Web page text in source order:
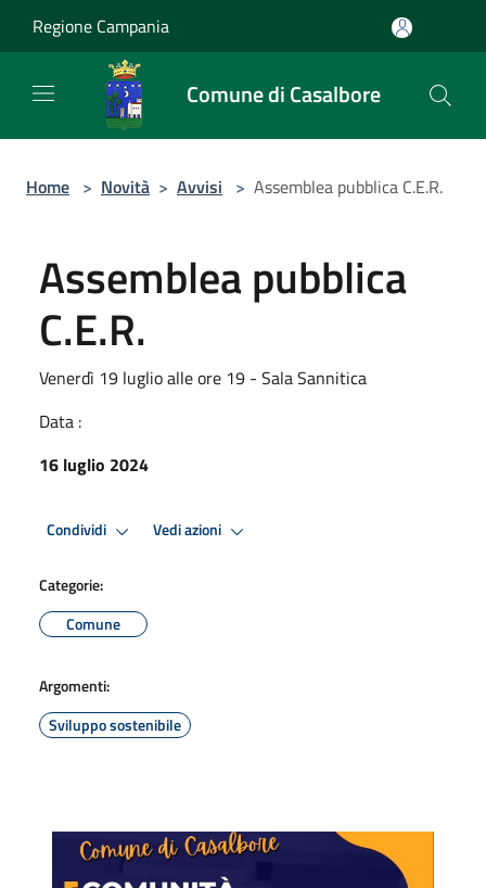
Regione Campania
Comune di Casalbore
Home > Novità > Avvisi > Assemblea pubblica C.E.R.
Assemblea pubblica
C.E.R.
Venerdì 19 luglio alle ore 19 - Sala Sannitica
Data :
16 luglio 2024
Condividi Vedi azioni
Categorie:
Comune
Argomenti:
Sviluppo sostenibile